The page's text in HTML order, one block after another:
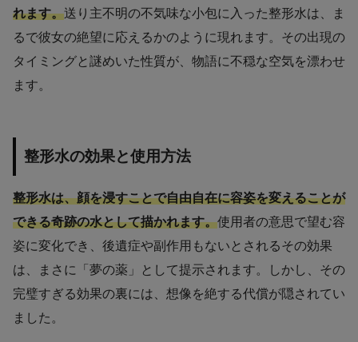
れます。送り主不明の不気味な小包に入った整形水は、ま
るで彼女の絶望に応えるかのように現れます。その出現の
タイミングと謎めいた性質が、物語に不穏な空気を漂わせ
ます。
整形水の効果と使用方法
整形水は、顔を浸すことで自由自在に容姿を変えることが
できる奇跡の水として描かれます。使用者の意思で望む容
姿に変化でき、後遺症や副作用もないとされるその効果
は、まさに「夢の薬」として提示されます。しかし、その
完璧すぎる効果の裏には、想像を絶する代償が隠されてい
ました。